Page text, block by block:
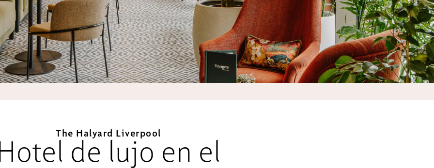
The Halyard Liverpool
Hotel de lujo en el